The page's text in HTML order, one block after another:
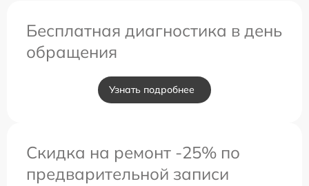
Бесплатная диагностика в день
обращения
Узнать подробнее
Скидка на ремонт -25% по
предварительной записи